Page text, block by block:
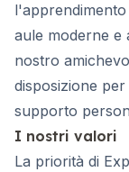
aule moderne e
nostro
disposizione
supporto
I nostri valori
La priorità di